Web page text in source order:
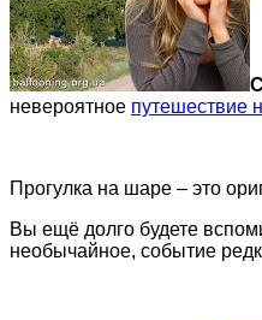
невероятное путешествие
Прогулка на шаре – это
Вы ещё долго будете
необычайное, событие